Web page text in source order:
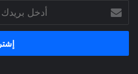
أدخل
بريدك
الإلكتروني